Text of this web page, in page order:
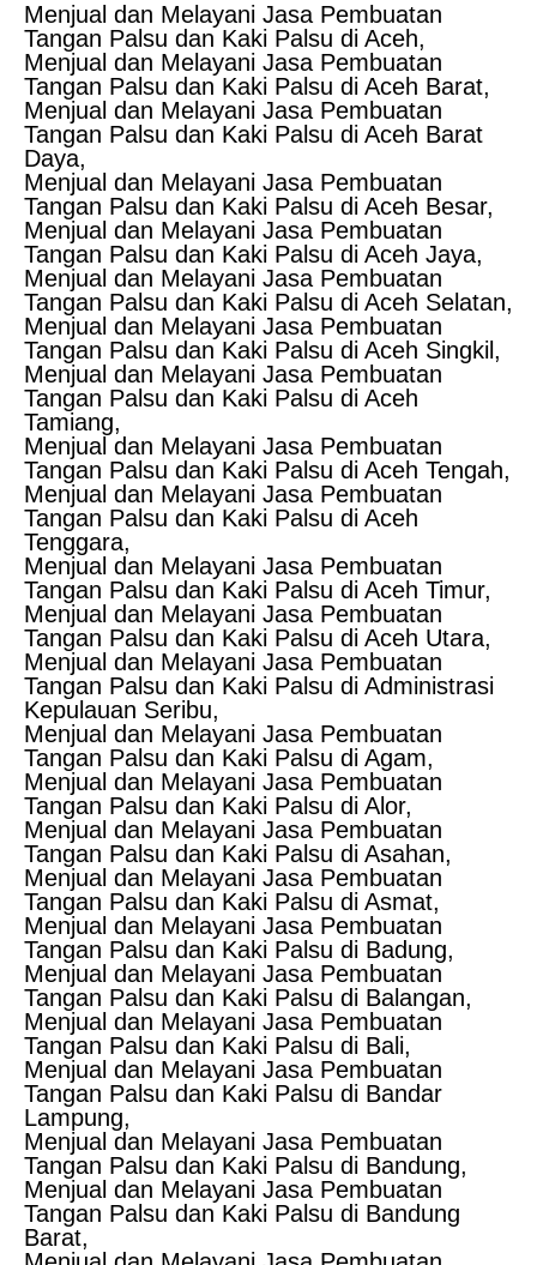
Menjual dan Melayani Jasa Pembuatan
Tangan Palsu dan Kaki Palsu di Aceh,
Menjual dan Melayani Jasa Pembuatan
Tangan Palsu dan Kaki Palsu di Aceh Barat,
Menjual dan Melayani Jasa Pembuatan
Tangan Palsu dan Kaki Palsu di Aceh Barat
Daya,
Menjual dan Melayani Jasa Pembuatan
Tangan Palsu dan Kaki Palsu di Aceh Besar,
Menjual dan Melayani Jasa Pembuatan
Tangan Palsu dan Kaki Palsu di Aceh Jaya,
Menjual dan Melayani Jasa Pembuatan
Tangan Palsu dan Kaki Palsu di Aceh Selatan,
Menjual dan Melayani Jasa Pembuatan
Tangan Palsu dan Kaki Palsu di Aceh Singkil,
Menjual dan Melayani Jasa Pembuatan
Tangan Palsu dan Kaki Palsu di Aceh
Tamiang,
Menjual dan Melayani Jasa Pembuatan
Tangan Palsu dan Kaki Palsu di Aceh Tengah,
Menjual dan Melayani Jasa Pembuatan
Tangan Palsu dan Kaki Palsu di Aceh
Tenggara,
Menjual dan Melayani Jasa Pembuatan
Tangan Palsu dan Kaki Palsu di Aceh Timur,
Menjual dan Melayani Jasa Pembuatan
Tangan Palsu dan Kaki Palsu di Aceh Utara,
Menjual dan Melayani Jasa Pembuatan
Tangan Palsu dan Kaki Palsu di Administrasi
Kepulauan Seribu,
Menjual dan Melayani Jasa Pembuatan
Tangan Palsu dan Kaki Palsu di Agam,
Menjual dan Melayani Jasa Pembuatan
Tangan Palsu dan Kaki Palsu di Alor,
Menjual dan Melayani Jasa Pembuatan
Tangan Palsu dan Kaki Palsu di Asahan,
Menjual dan Melayani Jasa Pembuatan
Tangan Palsu dan Kaki Palsu di Asmat,
Menjual dan Melayani Jasa Pembuatan
Tangan Palsu dan Kaki Palsu di Badung,
Menjual dan Melayani Jasa Pembuatan
Tangan Palsu dan Kaki Palsu di Balangan,
Menjual dan Melayani Jasa Pembuatan
Tangan Palsu dan Kaki Palsu di Bali,
Menjual dan Melayani Jasa Pembuatan
Tangan Palsu dan Kaki Palsu di Bandar
Lampung,
Menjual dan Melayani Jasa Pembuatan
Tangan Palsu dan Kaki Palsu di Bandung,
Menjual dan Melayani Jasa Pembuatan
Tangan Palsu dan Kaki Palsu di Bandung
Barat,